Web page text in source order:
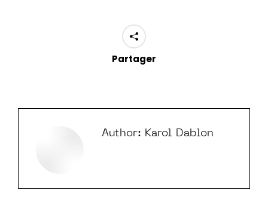
Partager
Author: Karol Dablon